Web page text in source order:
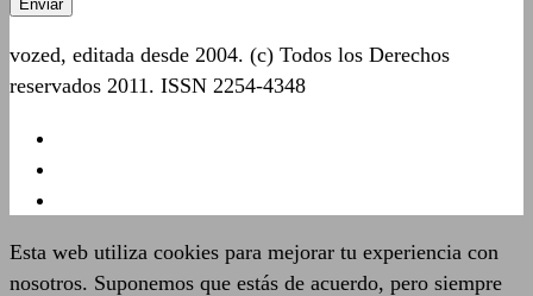
vozed, editada desde 2004. (c) Todos los Derechos
reservados 2011. ISSN 2254-4348
Esta web utiliza cookies para mejorar tu experiencia con
nosotros. Suponemos que estás de acuerdo, pero siempre